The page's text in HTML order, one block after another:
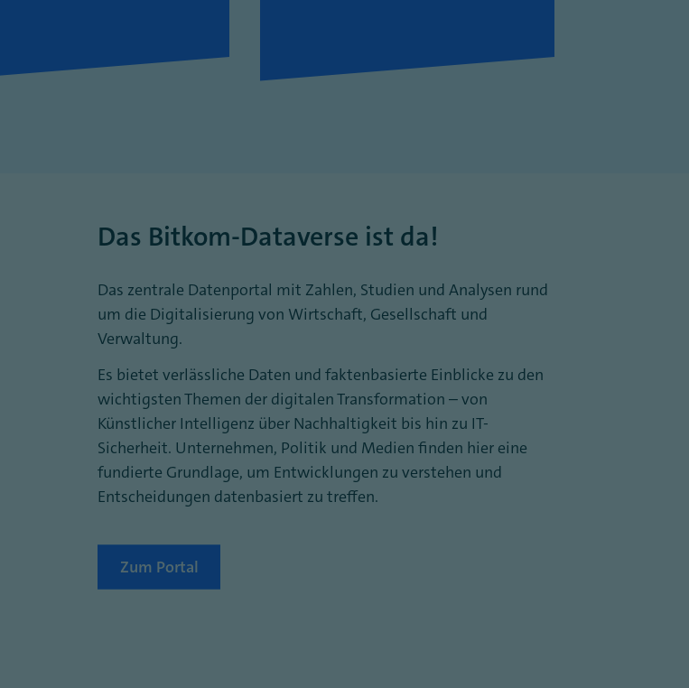
Das Bitkom-Dataverse ist da!
Das zentrale Datenportal mit Zahlen, Studien und Analysen rund
um die Digitalisierung von Wirtschaft, Gesellschaft und
Verwaltung.
Es bietet verlässliche Daten und faktenbasierte Einblicke zu den
wichtigsten Themen der digitalen Transformation – von
Künstlicher Intelligenz über Nachhaltigkeit bis hin zu IT-
Sicherheit. Unternehmen, Politik und Medien finden hier eine
fundierte Grundlage, um Entwicklungen zu verstehen und
Entscheidungen datenbasiert zu treffen.
Zum Portal